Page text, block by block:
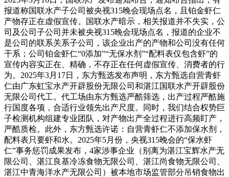
报道称国联水产子公司被央视315晚会现场点名，且铂金虾仁
产物存正在虚假宣传。国联水产暗示，相关报道并不失实，公
司及公司子公司并未被央视315晚会现场点名，报道的企业不
是公司的联系关系子公司，该企业出产的产物和公司没有任何
干系；公司铂金虾仁“0添加”“无保水剂”“配料表仅包含虾”的
宣传内容实正在、精确，不存正在任何虚假宣传、消费者的行
为。2025年3月17日，东方甄选发布声明，东方甄选自营青虾
仁由广东虹宝水产开辟股份无限公司和湛江国联水产开辟股份
无限公司代工。代工场由东方甄选严酷筛选，出产过程严酷施
行国度各项，合适行业领先出产尺度。同时，我们结合权势巨
子检测机构组建专业团队，对产物出产全过程进行高频盯产，
严酷质检。此外，东方甄选许诺：自营青虾仁不添加保水剂，
配料表只要虾和水。2025年5月份，央视315晚会的“保水虾
仁”事务惩罚成果发布，4家涉事企业（别离为湛江宝辉水产无
限公司、湛江良基冷冻食物无限公司、湛江尚食物无限公司、
湛江中青海洋水产无限公司）被本地市场监管部分吊销食物出